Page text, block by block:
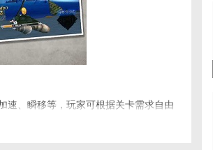
速、瞬移等，玩家可根据关卡需求自由